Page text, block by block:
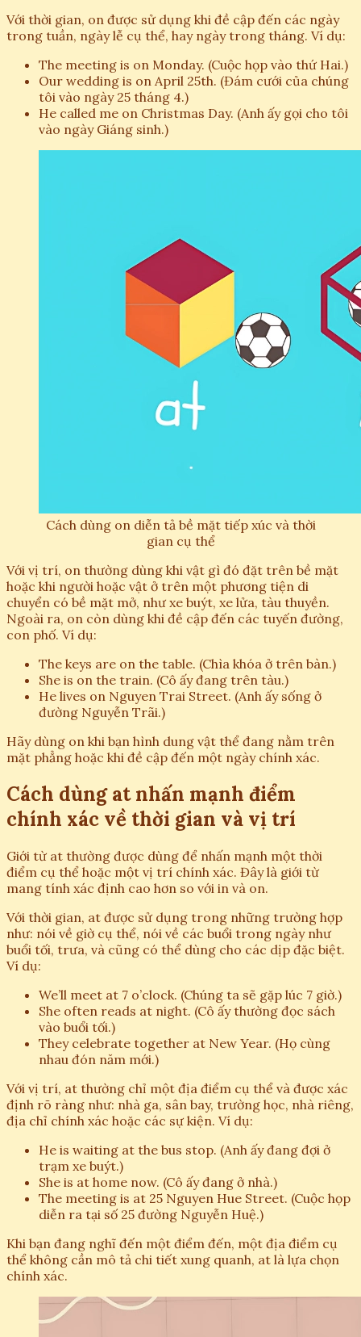
Với thời gian, on được sử dụng khi đề cập đến các ngày
trong tuần, ngày lễ cụ thể, hay ngày trong tháng. Ví dụ:
The meeting is on Monday. (Cuộc họp vào thứ Hai.)
Our wedding is on April 25th. (Đám cưới của chúng
tôi vào ngày 25 tháng 4.)
He called me on Christmas Day. (Anh ấy gọi cho tôi
vào ngày Giáng sinh.)
Cách dùng on diễn tả bề mặt tiếp xúc và thời
gian cụ thể
Với vị trí, on thường dùng khi vật gì đó đặt trên bề mặt
hoặc khi người hoặc vật ở trên một phương tiện di
chuyển có bề mặt mở, như xe buýt, xe lửa, tàu thuyền.
Ngoài ra, on còn dùng khi đề cập đến các tuyến đường,
con phố. Ví dụ:
The keys are on the table. (Chìa khóa ở trên bàn.)
She is on the train. (Cô ấy đang trên tàu.)
He lives on Nguyen Trai Street. (Anh ấy sống ở
đường Nguyễn Trãi.)
Hãy dùng on khi bạn hình dung vật thể đang nằm trên
mặt phẳng hoặc khi đề cập đến một ngày chính xác.
Cách dùng at nhấn mạnh điểm
chính xác về thời gian và vị trí
Giới từ at thường được dùng để nhấn mạnh một thời
điểm cụ thể hoặc một vị trí chính xác. Đây là giới từ
mang tính xác định cao hơn so với in và on.
Với thời gian, at được sử dụng trong những trường hợp
như: nói về giờ cụ thể, nói về các buổi trong ngày như
buổi tối, trưa, và cũng có thể dùng cho các dịp đặc biệt.
Ví dụ:
We’ll meet at 7 o’clock. (Chúng ta sẽ gặp lúc 7 giờ.)
She often reads at night. (Cô ấy thường đọc sách
vào buổi tối.)
They celebrate together at New Year. (Họ cùng
nhau đón năm mới.)
Với vị trí, at thường chỉ một địa điểm cụ thể và được xác
định rõ ràng như: nhà ga, sân bay, trường học, nhà riêng,
địa chỉ chính xác hoặc các sự kiện. Ví dụ:
He is waiting at the bus stop. (Anh ấy đang đợi ở
trạm xe buýt.)
She is at home now. (Cô ấy đang ở nhà.)
The meeting is at 25 Nguyen Hue Street. (Cuộc họp
diễn ra tại số 25 đường Nguyễn Huệ.)
Khi bạn đang nghĩ đến một điểm đến, một địa điểm cụ
thể không cần mô tả chi tiết xung quanh, at là lựa chọn
chính xác.